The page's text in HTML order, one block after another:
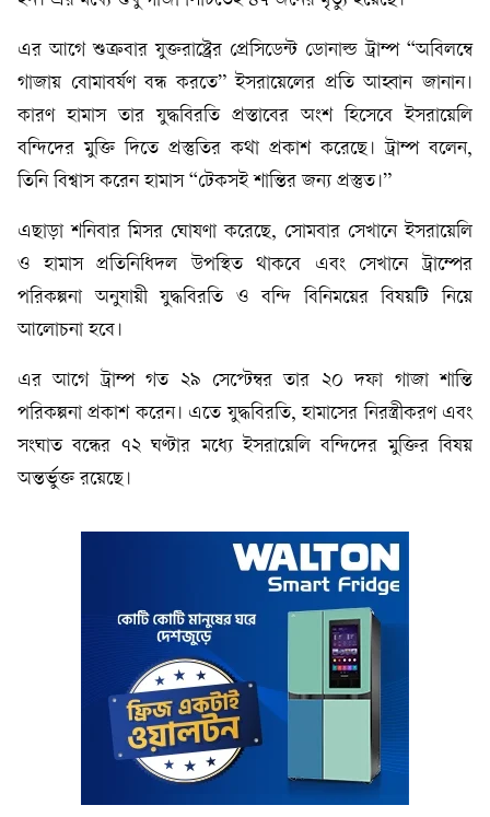
এর আগে শুক্রবার যুক্তরাষ্ট্রের প্রেসিডেন্ট ডোনাল্ড ট্রাম্প “অবিলম্বে
গাজায় বোমাবর্ষণ বন্ধ করতে” ইসরায়েলের প্রতি আহ্বান জানান।
কারণ হামাস তার যুদ্ধবিরতি প্রস্তাবের অংশ হিসেবে ইসরায়েলি
বন্দিদের মুক্তি দিতে প্রস্তুতির কথা প্রকাশ করেছে। ট্রাম্প বলেন,
তিনি বিশ্বাস করেন হামাস “টেকসই শান্তির জন্য প্রস্তুত।”
এছাড়া শনিবার মিসর ঘোষণা করেছে, সোমবার সেখানে ইসরায়েলি
ও হামাস প্রতিনিধিদল উপস্থিত থাকবে এবং সেখানে ট্রাম্পের
পরিকল্পনা অনুযায়ী যুদ্ধবিরতি ও বন্দি বিনিময়ের বিষয়টি নিয়ে
আলোচনা হবে।
এর আগে ট্রাম্প গত ২৯ সেপ্টেম্বর তার ২০ দফা গাজা শান্তি
পরিকল্পনা প্রকাশ করেন। এতে যুদ্ধবিরতি, হামাসের নিরস্ত্রীকরণ এবং
সংঘাত বন্ধের ৭২ ঘণ্টার মধ্যে ইসরায়েলি বন্দিদের মুক্তির বিষয়
অন্তর্ভুক্ত রয়েছে।